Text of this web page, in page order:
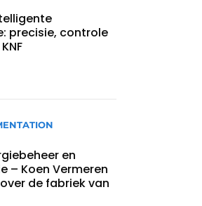
precisie, controle
en
– Koen Vermeren
de fabriek van